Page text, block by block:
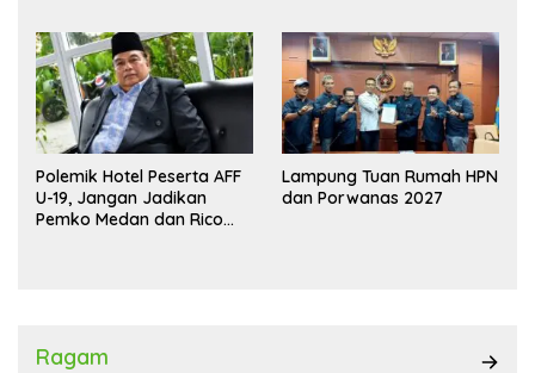
Polemik Hotel Peserta AFF
U-19, Jangan Jadikan
Pemko Medan dan Rico
Lampung Tuan Rumah HPN
dan Porwanas 2027
Ragam